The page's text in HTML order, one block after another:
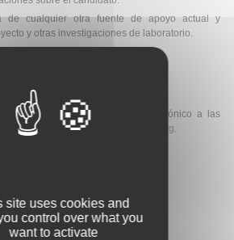
de cualquier otra fuente de apoyo actual y
y otras investigaciones de laboratorio.
enviadas mediante correo electrónico a las
y kclapp@fraxa.org.
site uses cookies and
control over what you
want to activate